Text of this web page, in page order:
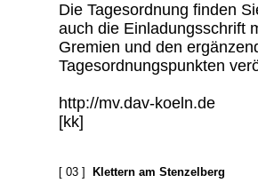
Die Tagesordnung finden
auch die Einladungsschrift
Gremien und den
Tagesordnungspunkten
http://mv.dav-koeln.de
[kk]
[ 03 ] Klettern am Stenzelberg